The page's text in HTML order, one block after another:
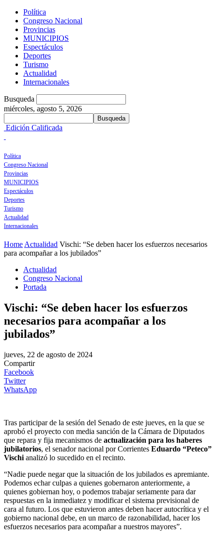
Política
Congreso Nacional
Provincias
MUNICIPIOS
Espectáculos
Deportes
Turismo
Actualidad
Internacionales
Busqueda
miércoles, agosto 5, 2026
Edición Calificada
Política
Congreso Nacional
Provincias
MUNICIPIOS
Espectáculos
Deportes
Turismo
Actualidad
Internacionales
Home Actualidad Vischi: “Se deben hacer los esfuerzos necesarios
para acompañar a los jubilados”
Actualidad
Congreso Nacional
Portada
Vischi: “Se deben hacer los esfuerzos
necesarios para acompañar a los
jubilados”
jueves, 22 de agosto de 2024
Compartir
Facebook
Twitter
WhatsApp
Tras participar de la sesión del Senado de este jueves, en la que se
aprobó el proyecto con media sanción de la Cámara de Diputados
que repara y fija mecanismos de actualización para los haberes
jubilatorios, el senador nacional por Corrientes Eduardo “Peteco”
Vischi analizó lo sucedido en el recinto.
“Nadie puede negar que la situación de los jubilados es apremiante.
Podemos echar culpas a quienes gobernaron anteriormente, a
quienes gobiernan hoy, o podemos trabajar seriamente para dar
respuestas en la inmediatez y modificar el sistema previsional de
cara al futuro. Los que estuvieron antes deben hacer autocrítica y el
gobierno nacional debe, en un marco de razonabilidad, hacer los
esfuerzos necesarios para acompañar a nuestros mayores”.